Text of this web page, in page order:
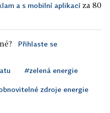
a s mobilní aplikací za 80
Přihlaste se
#zelená energie
zdroje energie